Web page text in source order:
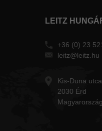
LEITZ
+36 (0) 23
leitz@leitz.hu
Kis-Duna
2030 Érd
Magyarország